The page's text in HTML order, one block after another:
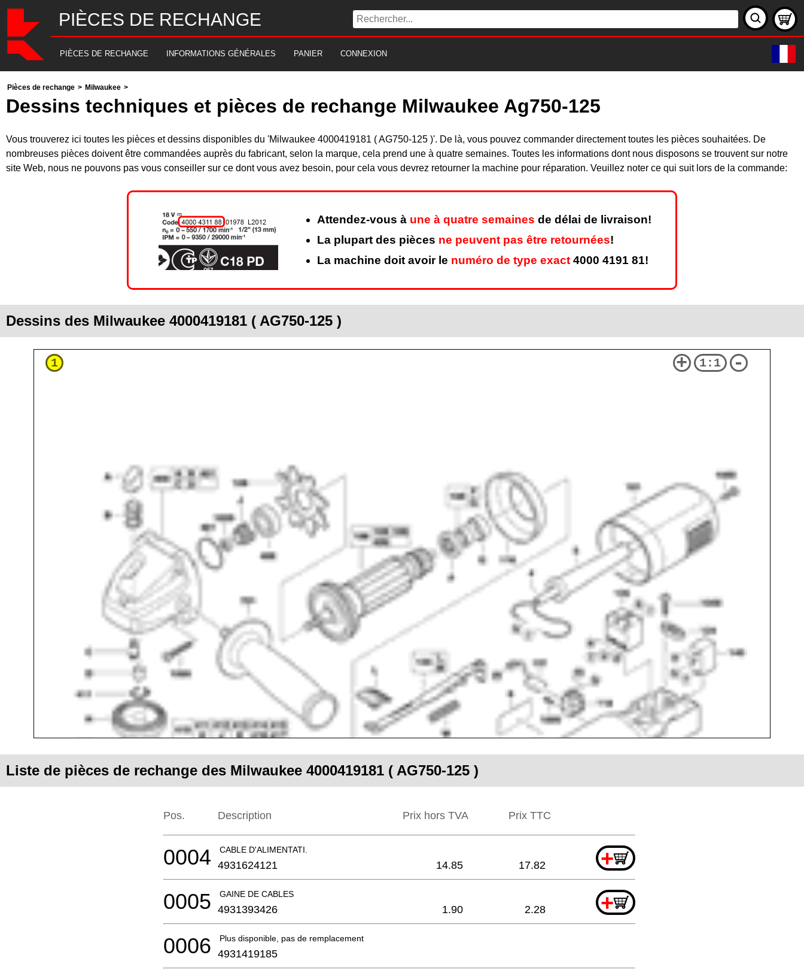
PIÈCES DE RECHANGE
PIÈCES DE RECHANGE INFORMATIONS GÉNÉRALES PANIER CONNEXION
Pièces de rechange > Milwaukee >
Dessins techniques et pièces de rechange Milwaukee Ag750-125
Vous trouverez ici toutes les pièces et dessins disponibles du 'Milwaukee 4000419181 ( AG750-125 )'. De là, vous pouvez commander directement toutes les pièces souhaitées. De
nombreuses pièces doivent être commandées auprès du fabricant, selon la marque, cela prend une à quatre semaines. Toutes les informations dont nous disposons se trouvent sur notre
site Web, nous ne pouvons pas vous conseiller sur ce dont vous avez besoin, pour cela vous devrez retourner la machine pour réparation. Veuillez noter ce qui suit lors de la commande:
Attendez-vous à une à quatre semaines de délai de livraison!
La plupart des pièces ne peuvent pas être retournées!
La machine doit avoir le numéro de type exact 4000 4191 81!
Dessins des Milwaukee 4000419181 ( AG750-125 )
1 + 1:1 -
Liste de pièces de rechange des Milwaukee 4000419181 ( AG750-125 )
Pos. Description Prix hors TVA Prix ​​TTC
CABLE D'ALIMENTATI. +
0004 4931624121 14.85 17.82
GAINE DE CABLES +
0005 4931393426 1.90 2.28
Plus disponible, pas de remplacement
0006 4931419185